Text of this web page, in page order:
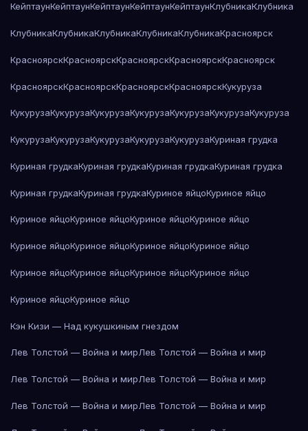
КейптаунКейптаунКейптаунКейптаунКейптаунКлубникаКлубника
КлубникаКлубникаКлубникаКлубникаКлубникаКрасноярск
КрасноярскКрасноярскКрасноярскКрасноярскКрасноярск
КрасноярскКрасноярскКрасноярскКрасноярскКукуруза
КукурузаКукурузаКукурузаКукурузаКукурузаКукурузаКукуруза
КукурузаКукурузаКукурузаКукурузаКукурузаКуриная грудка
Куриная грудкаКуриная грудкаКуриная грудкаКуриная грудка
Куриная грудкаКуриная грудкаКуриное яйцоКуриное яйцо
Куриное яйцоКуриное яйцоКуриное яйцоКуриное яйцо
Куриное яйцоКуриное яйцоКуриное яйцоКуриное яйцо
Куриное яйцоКуриное яйцоКуриное яйцоКуриное яйцо
Куриное яйцоКуриное яйцо
Кэн Кизи — Над кукушкиным гнездом
Лев Толстой — Война и мирЛев Толстой — Война и мир
Лев Толстой — Война и мирЛев Толстой — Война и мир
Лев Толстой — Война и мирЛев Толстой — Война и мир